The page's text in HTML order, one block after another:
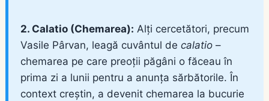
2. Calatio (Chemarea): Alți cercetători, precum
Vasile Pârvan, leagă cuvântul de calatio –
chemarea pe care preoții păgâni o făceau în
prima zi a lunii pentru a anunța sărbătorile. În
context creștin, a devenit chemarea la bucurie